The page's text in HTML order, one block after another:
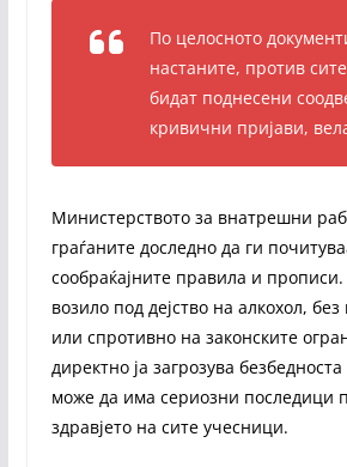
По целосното
настаните, против
бидат поднесени
кривични пријави,
Министерството за внатрешни
граѓаните доследно да ги
сообраќајните правила и
возило под дејство на алкохол,
или спротивно на законските
директно ја загрозува
може да има сериозни последици
здравјето на сите учесници.